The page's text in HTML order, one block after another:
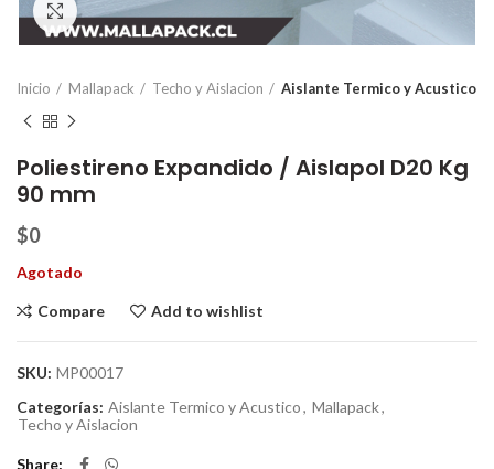
Click to enlarge
Inicio Mallapack Techo y Aislacion Aislante Termico y Acustico
Poliestireno Expandido / Aislapol D20 Kg
90 mm
$0
Agotado
Compare Add to wishlist
SKU: MP00017
Categorías: Aislante Termico y Acustico, Mallapack,
Techo y Aislacion
Share